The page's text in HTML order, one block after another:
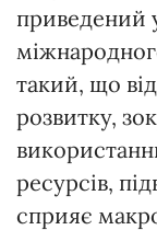
приведений
такий, що
розвитку,
ресурсів,
сприяє